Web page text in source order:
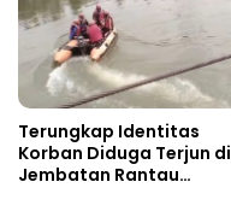
Terungkap Identitas
Korban Diduga Terjun di
Jembatan Rantau